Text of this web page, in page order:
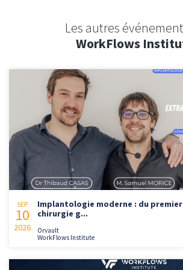
Les autres
WorkFlows
SEP
10
2026
Implantologie moderne : du
chirurgie g...
Orvault
WorkFlows Institute